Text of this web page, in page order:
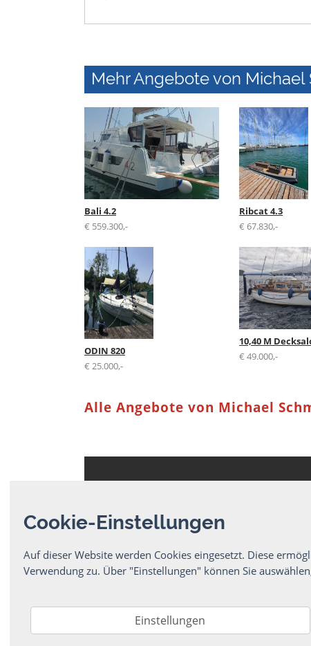
Mehr Angebote von
Bali 4.2
€ 559.300,-
Ribcat 4.3
€ 67.830,-
ODIN 820
€ 25.000,-
10,40 M
€ 49.000,-
Alle Angebote von Michael
AGB
Datenschutz
Impressum
Preise
Kontakt
© BoatNet 1996-2026
Cookie-Einstellungen
Auf dieser Website werden Cookies eingesetzt. Diese
Verwendung zu. Über "Einstellungen" können Sie
Einstellungen